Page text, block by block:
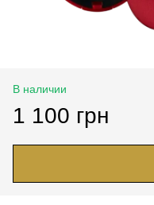
В наличии
1 100 грн